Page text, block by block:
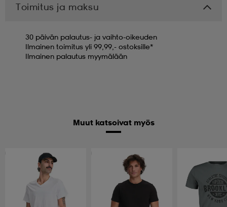
Toimitus ja maksu
30 päivän palautus- ja vaihto-oikeuden
Ilmainen toimitus yli 99,99,- ostoksille*
Ilmainen palautus myymälään
Muut katsoivat myös
Ota 2, maksa 12,99€ Ota 2, maksa 12,99€